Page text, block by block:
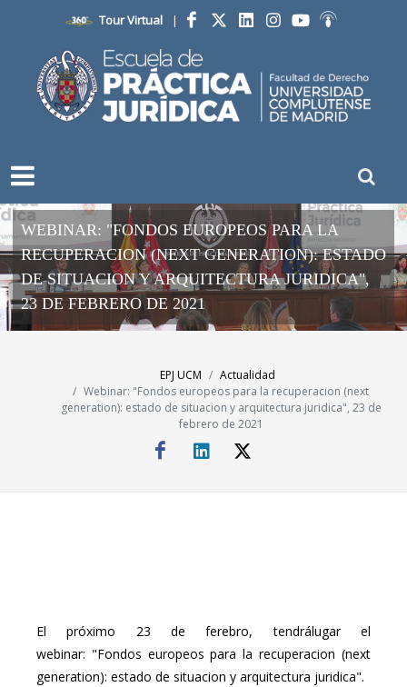
Tour Virtual |
Facebook
WEBINAR: "FONDOS EUROPEOS PARA LA
RECUPERACION (NEXT GENERATION): ESTADO
DE SITUACION Y ARQUITECTURA JURIDICA",
23 DE FEBRERO DE 2021
EPJ UCM
Actualidad
Webinar: "Fondos europeos para la recuperacion (next
generation): estado de situacion y arquitectura juridica", 23 de
febrero de 2021
El próximo 23 de ferebro, tendrálugar el
webinar: "Fondos europeos para la recuperacion (next
generation): estado de situacion y arquitectura juridica".